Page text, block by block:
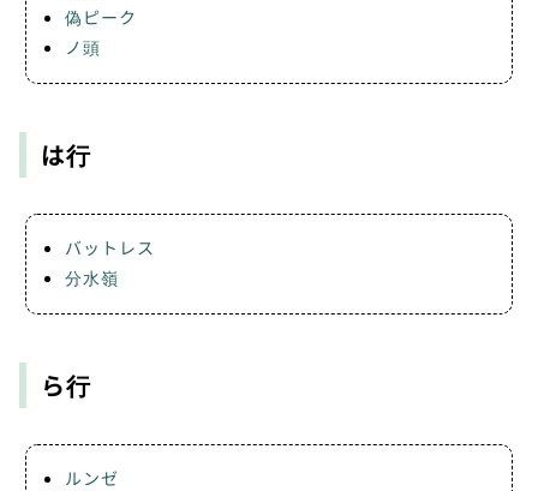
偽ピーク
ノ頭
は行
バットレス
分水嶺
ら行
ルンゼ